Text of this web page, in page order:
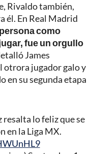
Rivaldo también,
él. En Real Madrid
como
fue un orgullo
James
otrora jugador galo y
en su segunda etapa
resalta lo feliz que se
en la Liga MX.